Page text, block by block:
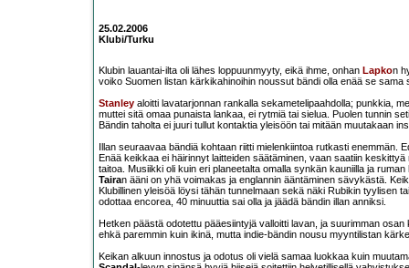
25.02.2006
Klubi/Turku
Klubin lauantai-ilta oli lähes loppuunmyyty, eikä ihme, onhan Lapkon
voiko Suomen listan kärkikahinoihin noussut bändi olla enää se
Stanley aloitti lavatarjonnan rankalla sekametelipaahdolla; punkkia,
muttei sitä omaa punaista lankaa, ei rytmiä tai sielua. Puolen tunnin
Bändin taholta ei juuri tullut kontaktia yleisöön tai mitään muutakaan
Illan seuraavaa bändiä kohtaan riitti mielenkiintoa rutkasti enemmän.
Enää keikkaa ei häirinnyt laitteiden säätäminen, vaan saatiin
taitoa. Musiikki oli kuin eri planeetalta omalla synkän kauniilla ja
Tairan ääni on yhä voimakas ja englannin ääntäminen sävykästä.
Klubillinen yleisöä löysi tähän tunnelmaan sekä näki Rubikin tyylisen
odottaa encorea, 40 minuuttia sai olla ja jäädä bändin illan anniksi.
Hetken päästä odotettu pääesiintyjä valloitti lavan, ja suurimman
ehkä paremmin kuin ikinä, mutta indie-bändin nousu myyntilistan
Keikan alkuun innostus ja odotus oli vielä samaa luokkaa kuin